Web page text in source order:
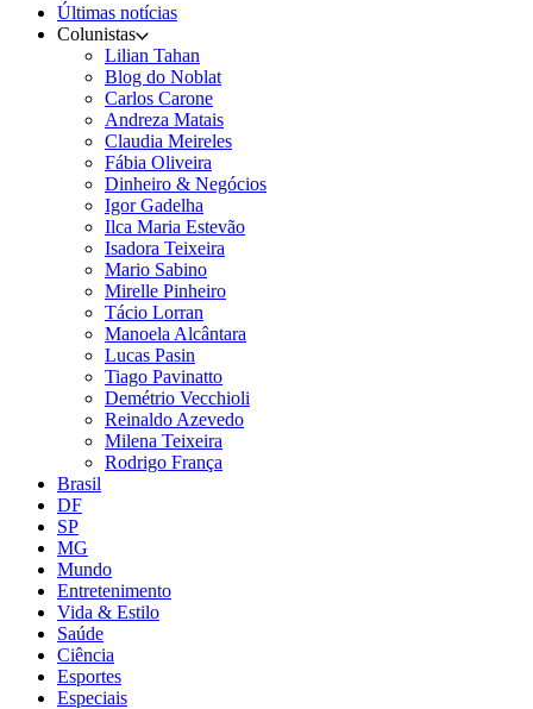
Últimas notícias
Colunistas
Lilian Tahan
Blog do Noblat
Carlos Carone
Andreza Matais
Claudia Meireles
Fábia Oliveira
Dinheiro & Negócios
Igor Gadelha
Ilca Maria Estevão
Isadora Teixeira
Mario Sabino
Mirelle Pinheiro
Tácio Lorran
Manoela Alcântara
Lucas Pasin
Tiago Pavinatto
Demétrio Vecchioli
Reinaldo Azevedo
Milena Teixeira
Rodrigo França
Brasil
DF
SP
MG
Mundo
Entretenimento
Vida & Estilo
Saúde
Ciência
Esportes
Especiais